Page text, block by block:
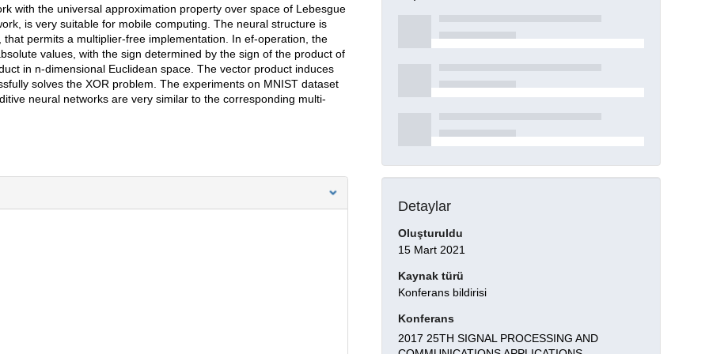
with the universal approximation property over space of Lebesgue
is very suitable for mobile computing. The neural structure is
permits a multiplier-free implementation. In ef-operation, the
values, with the sign determined by the sign of the product of
in n-dimensional Euclidean space. The vector product induces
solves the XOR problem. The experiments on MNIST dataset
neural networks are very similar to the corresponding multi-
Detaylar
Oluşturuldu
15 Mart 2021
Kaynak türü
Konferans bildirisi
Konferans
2017 25TH SIGNAL PROCESSING AND